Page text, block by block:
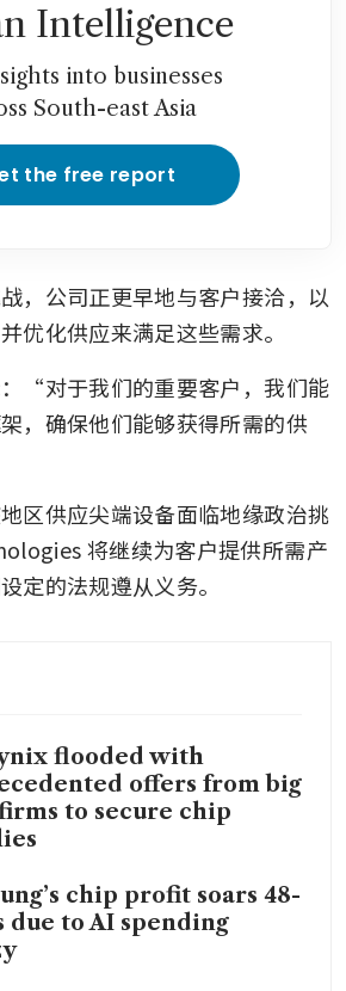
Intelligence
into businesses
South-east Asia
the free report
，公司正更早地与客户接洽，以
优化供应来满足这些需求。
“对于我们的重要客户，我们能
，确保他们能够获得所需的供
区供应尖端设备面临地缘政治挑
将继续为客户提供所需产
定的法规遵从义务。
flooded with
offers from big
to secure chip
chip profit soars 48-
due to AI spending